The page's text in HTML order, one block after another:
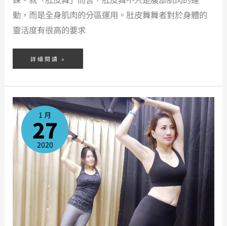
動，而是全身肌肉的分區運用。肚皮舞舞者對於身體的
靈活度有很高的要求
詳細閱讀 »
1 月
27
2020
TRX
懸
吊